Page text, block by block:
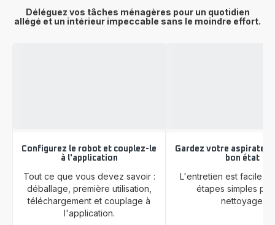
Déléguez vos tâches ménagères pour un quotidien
allégé et un intérieur impeccable sans le moindre effort.
Configurez le robot et couplez-le
à l'application
Tout ce que vous devez savoir :
déballage, première utilisation,
téléchargement et couplage à
l'application.
Gardez votre
bon état
L'entretien est facile,
étapes simples
nettoyage.